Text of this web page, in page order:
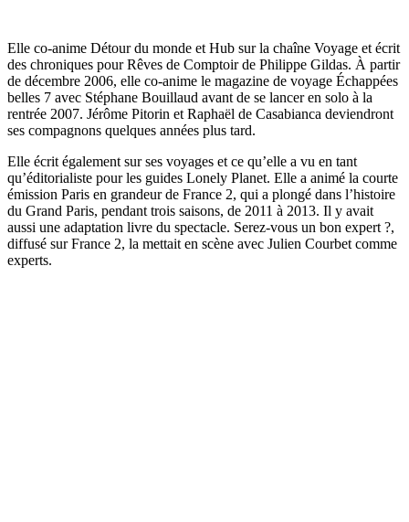
Elle co-anime Détour du monde et Hub sur la chaîne Voyage et écrit
des chroniques pour Rêves de Comptoir de Philippe Gildas. À partir
de décembre 2006, elle co-anime le magazine de voyage Échappées
belles 7 avec Stéphane Bouillaud avant de se lancer en solo à la
rentrée 2007. Jérôme Pitorin et Raphaël de Casabianca deviendront
ses compagnons quelques années plus tard.
Elle écrit également sur ses voyages et ce qu’elle a vu en tant
qu’éditorialiste pour les guides Lonely Planet. Elle a animé la courte
émission Paris en grandeur de France 2, qui a plongé dans l’histoire
du Grand Paris, pendant trois saisons, de 2011 à 2013. Il y avait
aussi une adaptation livre du spectacle. Serez-vous un bon expert ?,
diffusé sur France 2, la mettait en scène avec Julien Courbet comme
experts.